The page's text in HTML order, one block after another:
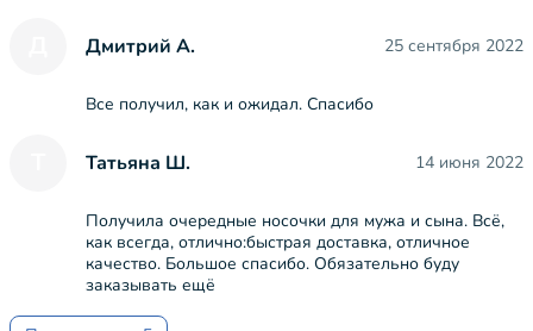
Дмитрий А. 25 сентября 2022
Все получил, как и ожидал. Спасибо
Татьяна Ш. 14 июня 2022
Получила очередные носочки для мужа и сына. Всё,
как всегда, отлично:быстрая доставка, отличное
качество. Большое спасибо. Обязательно буду
заказывать ещё